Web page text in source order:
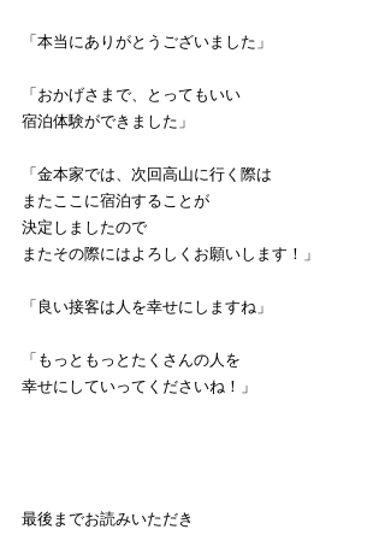
「本当にありがとうございました」
「おかげさまで、とってもいい
宿泊体験ができました」
「金本家では、次回高山に行く際は
またここに宿泊することが
決定しましたので
またその際にはよろしくお願いします！」
「良い接客は人を幸せにしますね」
「もっともっとたくさんの人を
幸せにしていってくださいね！」
最後までお読みいただき